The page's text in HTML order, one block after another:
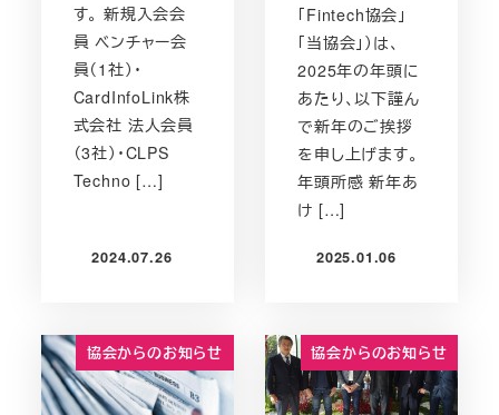
す。 新規入会会
員 ベンチャー会
員（1社）・
CardInfoLink株
式会社 法人会員
（3社）・CLPS
Techno […]
投稿日
2024.07.26
「Fintech協会」
「当協会」）は、
2025年の年頭に
あたり、以下謹ん
で新年のご挨拶
を申し上げます。
年頭所感 新年あ
け […]
投稿日
2025.01.06
協会からのお知らせ 協会からのお知らせ